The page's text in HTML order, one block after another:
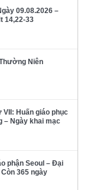
09.08.2026 –
14,22-33
Niên
Huấn giáo phục
– Ngày khai mạc
phận Seoul – Đại
365 ngày